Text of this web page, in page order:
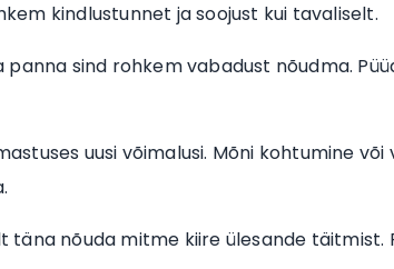
kindlustunnet ja soojust kui tavaliselt.
sind rohkem vabadust nõudma.
uusi võimalusi. Mõni kohtumine
täna nõuda mitme kiire ülesande